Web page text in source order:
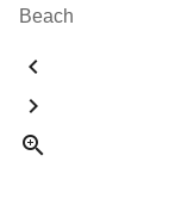
Beach


